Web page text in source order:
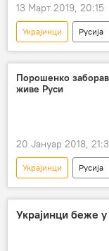
13 Март 2019, 20:15
Украјинци Русија
Украјина
прекрајање историје
Порошенко
живе Руси
20 Јануар 2018,
Украјинци Русија
Крим
Фејсбук
Украјинци беже